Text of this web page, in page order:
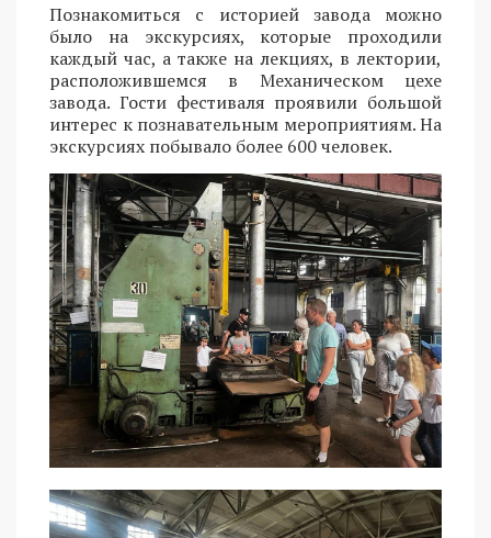
Познакомиться с историей завода можно
было на экскурсиях, которые проходили
каждый час, а также на лекциях, в лектории,
расположившемся в Механическом цехе
завода. Гости фестиваля проявили большой
интерес к познавательным мероприятиям. На
экскурсиях побывало более 600 человек.